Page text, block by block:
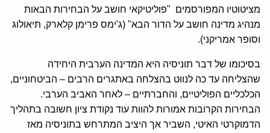
מציטוטיו המפורסמים "פוליטיקאי חושב על הבחירות הבאות
מנהיג מדינה חושב על הדור הבא" (ג'ימס פרימן קלארק, תיאולוג
וסופר אמריקני).
בסיכומו של דבר תוניסיה היא המדינה הערבית היחידה
שהצליחה עד כה לנווט בהצלחה באתגרים הרבים – הביטחוניים,
הכלכליים הפוליטיים, והחברתיים – לאחר האביב הערבי.
הבחירות הקרובות אמורות להוות עוד נקודת ציון חשובה בתהליך
הדמוקרטי האיטי, השביר אך היציב המתרחש בתוניסיה מאז